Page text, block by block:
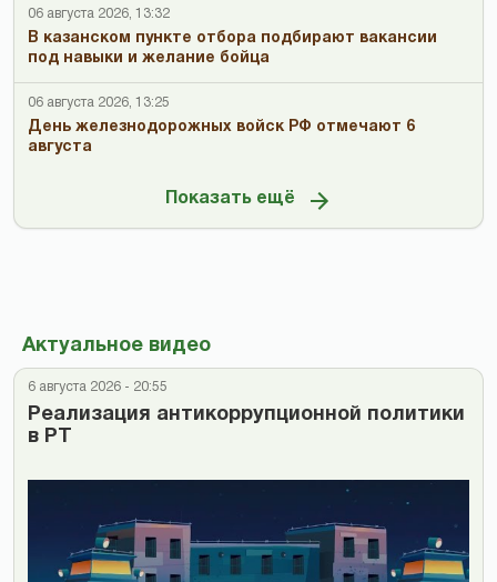
06 августа 2026, 13:32
В казанском пункте отбора подбирают вакансии
под навыки и желание бойца
06 августа 2026, 13:25
День железнодорожных войск РФ отмечают 6
августа
Показать ещё
Актуальное видео
6 августа 2026 - 20:55
Реализация антикоррупционной политики
в РТ